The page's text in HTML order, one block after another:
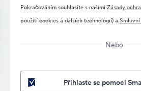
Pokračováním souhlasíte s našimi Zásady
použití cookies a dalších technologií) a
Nebo
Přihlaste se pomocí